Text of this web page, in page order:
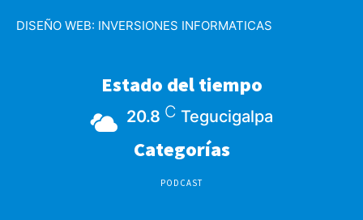
DISEÑO WEB: INVERSIONES INFORMATICAS
Estado del tiempo
20.8 C Tegucigalpa
Categorías
PODCAST